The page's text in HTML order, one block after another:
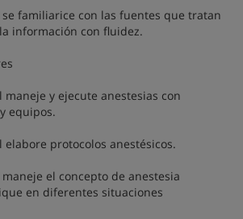
familiarice con las fuentes que tratan
información con fluidez.
maneje y ejecute anestesias con
equipos.
elabore protocolos anestésicos.
el concepto de anestesia
en diferentes situaciones